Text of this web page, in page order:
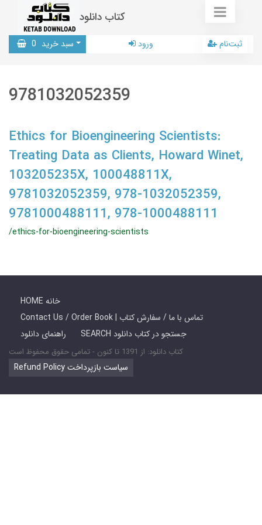
کتاب دانلود
سبد خرید 0 ورود ثبت‌نام
9781032052359
Ethics for Bioengineering Scientists:
Treating Data as Clients, Howard Winet,
103205235X, 100048811X,
9781032052359, 978-1032052359,
9781000488111, 978-1000488111
/ethics-for-bioengineering-scientists
HOME خانه
Contact Us / Order Book | تماس با ما / سفارش کتاب
راهنمای دانلود
SEARCH جستجو در کتاب دانلود
کتاب دانلود: از 1391 تا کنون - تمامی حقوق محفوظ است
Refund Policy سیاست بازپرداخت